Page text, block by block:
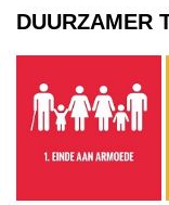
DUURZAMER